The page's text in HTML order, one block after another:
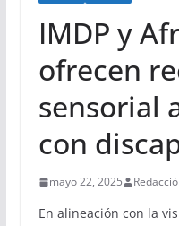
IMDP y
ofrecen
sensorial
con
mayo 22, 2025
En alineación con la